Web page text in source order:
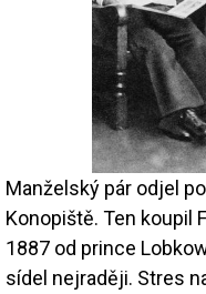
Manželský pár odjel
Konopiště. Ten koupil
1887 od prince
sídel nejraději. Stres